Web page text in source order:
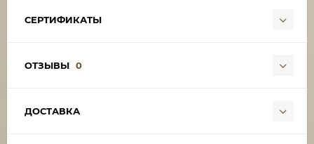
СЕРТИФИКАТЫ
ОТЗЫВЫ 0
ДОСТАВКА